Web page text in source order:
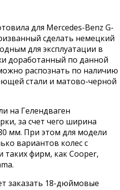
для Mercedes-Benz G-
сделать немецкий
для эксплуатации в
доработанный по данной
распознать по наличию
стали и матово-черной
на Гелендваген
за счет чего ширина
мм. При этом для модели
вариантов колес с
фирм, как Cooper,
заказать 18-дюймовые